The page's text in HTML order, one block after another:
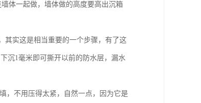
体一起做，墙体做的高度要高出沉箱
其实这是相当重要的一个步骤，有了这
沉1毫米即可撕开以前的防水层，漏水
，不用压得太紧，自然一点，因为它是